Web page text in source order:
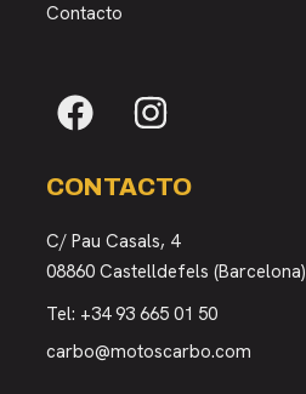
Contacto
CONTACTO
C/ Pau Casals, 4
08860 Castelldefels (Barcelona)
Tel: +34 93 665 01 50
carbo@motoscarbo.com